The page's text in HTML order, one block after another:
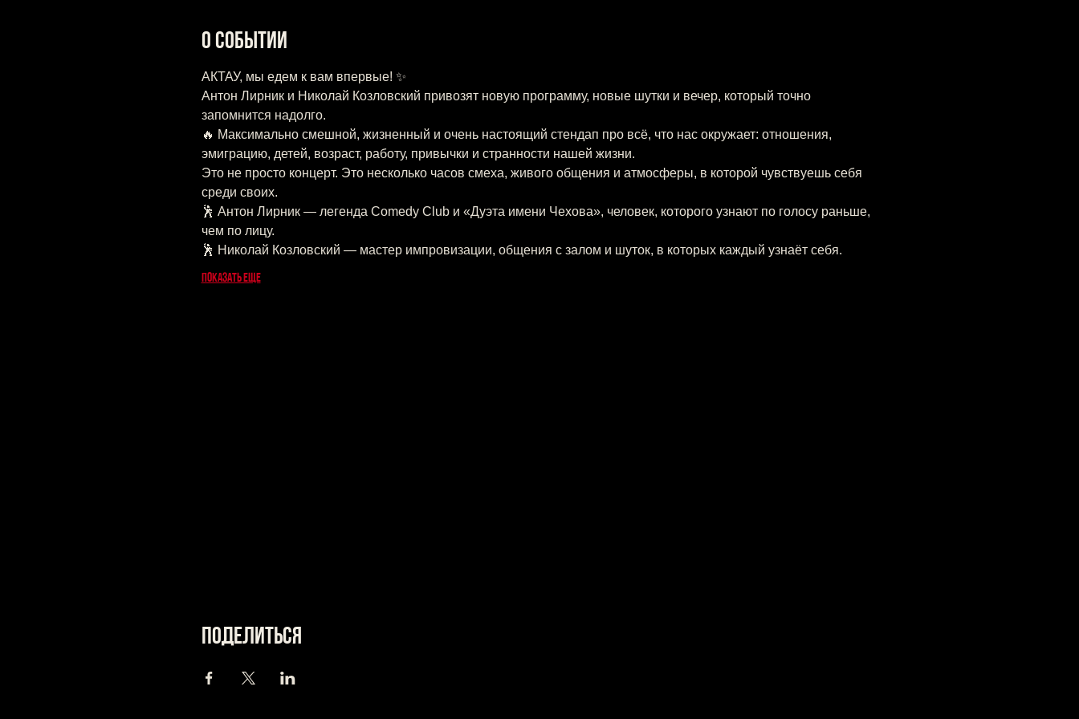
О событии
АКТАУ, мы едем к вам впервые! ✨
Антон Лирник и Николай Козловский привозят новую программу, новые шутки и вечер, который точно
запомнится надолго.
🔥 Максимально смешной, жизненный и очень настоящий стендап про всё, что нас окружает: отношения,
эмиграцию, детей, возраст, работу, привычки и странности нашей жизни.
Это не просто концерт. Это несколько часов смеха, живого общения и атмосферы, в которой чувствуешь себя
среди своих.
🕺 Антон Лирник — легенда Comedy Club и «Дуэта имени Чехова», человек, которого узнают по голосу раньше,
чем по лицу.
🕺 Николай Козловский — мастер импровизации, общения с залом и шуток, в которых каждый узнаёт себя.
Показать еще
Поделиться